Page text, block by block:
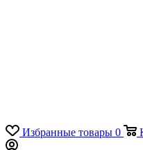
Избранные товары 0